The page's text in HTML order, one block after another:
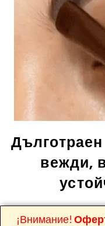
Дълготраен
вежди,
¡Внимание!